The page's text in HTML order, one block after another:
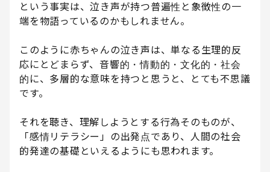
という事実は、泣き声が持つ普遍性と象徴性の一
端を物語っているのかもしれません。
このように赤ちゃんの泣き声は、単なる生理的反
応にとどまらず、音響的・情動的・文化的・社会
的に、多層的な意味を持つと思うと、とても不思議
です。
それを聴き、理解しようとする行為そのものが、
「感情リテラシー」の出発点であり、人間の社会
的発達の基礎といえるようにも思われます。